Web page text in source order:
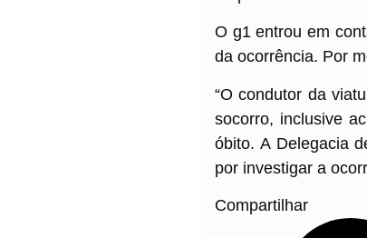
O g1 entrou em
da ocorrência. Por
“O condutor da
socorro, inclusive
óbito. A Delegacia
por investigar a
Compartilhar